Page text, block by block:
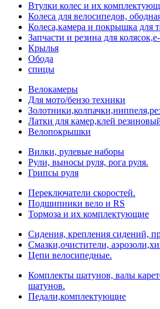
Втулки колес и их
Колеса для велосипедов,
Колеса,камера и покрышка для
Запчасти и резина для
Крылья
Обода
спицы
Велокамеры
Для мото/бензо техники
Латки для камер,клей
Велопокрышки
Вилки, рулевые наборы
Рули, выносы руля, рога руля.
Грипсы руля
Переключатели скоростей.
Подшипники вело и RS
Тормоза и их комплектующие
Сидения, крепления сидений,
Смазки,очистители,
Цепи велосипедные.
Комплекты шатунов, валы
шатунов.
Педали,комплектующие